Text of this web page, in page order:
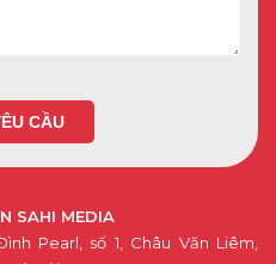
SAHI MEDIA
Pearl, số 1, Châu Văn Liêm,
CẦU